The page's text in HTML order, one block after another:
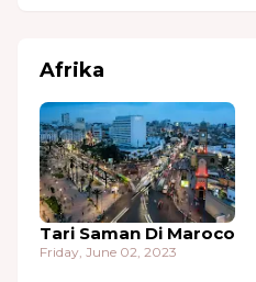
Afrika
Tari Saman Di Maroco
Friday, June 02, 2023